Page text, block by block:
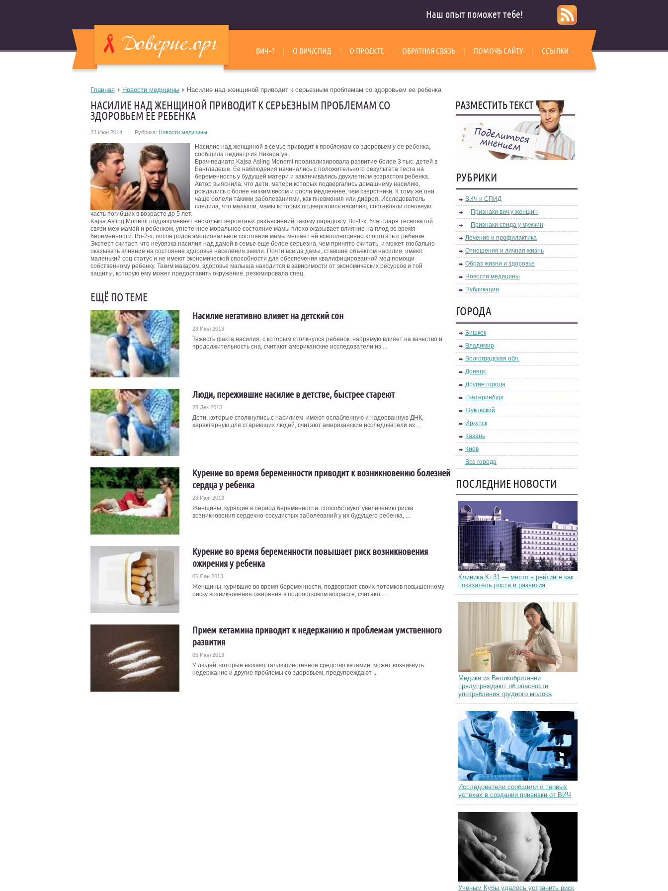
Наш опыт поможет тебе!
ВИЧ+? О ВИЧ/СПИД О ПРОЕКТЕ ОБРАТНАЯ СВЯЗЬ ПОМОЧЬ САЙТУ ССЫЛКИ
Главная Новости медицины Насилие над женщиной приводит к серьезным проблемам со здоровьем ее ребенка
НАСИЛИЕ НАД ЖЕНЩИНОЙ ПРИВОДИТ К СЕРЬЕЗНЫМ ПРОБЛЕМАМ СО
ЗДОРОВЬЕМ ЕЕ РЕБЕНКА
23 Июн 2014 Рубрика: Новости медицины
Насилие над женщиной в семье приводит к проблемам со здоровьем у ее ребенка,
сообщила педиатр из Никарагуа.
Врач-педиатр Kajsa Аsling Monemi проанализировала развитие более 3 тыс. детей в
Бангладеше. Ее наблюдения начинались с положительного результата теста на
беременность у будущей матери и заканчивались двухлетним возрастом ребенка.
Автор выяснила, что дети, матери которых подвергались домашнему насилию,
рождались с более низким весом и росли медленнее, чем сверстники. К тому же они
чаще болели такими заболеваниями, как пневмония или диарея. Исследователь
следила, что малыши, мамы которых подвергались насилию, составляли основную
часть погибших в возрасте до 5 лет.
Kajsa Аsling Monemi подразумевает несколько вероятных разъяснений такому парадоксу. Во-1-х, благодаря тесноватой
связи меж мамой и ребенком, угнетенное моральное состояние мамы плохо оказывает влияние на плод во время
беременности. Во-2-х, после родов эмоциональное состояние мамы мешает ей всеполноценно хлопотать о ребенке.
Эксперт считает, что неувязка насилия над дамой в семье еще более серьезна, чем принято считать, и может глобально
оказывать влияние на состояние здоровья населения земли. Почти всегда дамы, ставшие объектом насилия, имеют
маленький соц статус и не имеют экономической способности для обеспечения квалифицированной мед помощи
собственному ребенку. Таким макаром, здоровье малыша находится в зависимости от экономических ресурсов и той
защиты, которую ему может предоставить окружение, резюмировала спец.
ЕЩЁ ПО ТЕМЕ
Насилие негативно влияет на детский сон
23 Июл 2013
Тяжесть факта насилия, с которым столкнулся ребенок, напрямую влияет на качество и
продолжительность сна, считают американские исследователи из ...
Люди, пережившие насилие в детстве, быстрее стареют
28 Дек 2013
Дети, которые столкнулись с насилием, имеют ослабленную и надорванную ДНК,
характерную для стареющих людей, считают американские исследователи из ...
Курение во время беременности приводит к возникновению болезней
сердца у ребенка
26 Июн 2013
Женщины, курящие в период беременности, способствуют увеличению риска
возникновения сердечно-сосудистых заболеваний у их будущего ребенка, ...
Курение во время беременности повышает риск возникновения
ожирения у ребенка
05 Сен 2013
Женщины, курившие во время беременности, подвергают своих потомков повышенному
риску возникновения ожирения в подростковом возрасте, считают ...
Прием кетамина приводит к недержанию и проблемам умственного
развития
05 Июл 2013
У людей, которые нюхают галлюциногенное средство кетамин, может возникнуть
недержание и другие проблемы со здоровьем, предупреждают ...
РУБРИКИ
ВИЧ и СПИД
Признаки вич у женщин
Признаки спида у мужчин
Лечение и профилактика
Отношения и личная жизнь
Образ жизни и здоровье
Новости медицины
Публикации
ГОРОДА
Бишкек
Владимир
Волгоградская обл.
Донецк
Другие города
Екатеринбург
Жуковский
Иркутск
Казань
Киев
Все города
ПОСЛЕДНИЕ НОВОСТИ
Клиника К+31 — место в рейтинге как
показатель роста и развития
Медики из Великобритании
предупреждают об опасности
употребления грудного молока
Исследователи сообщили о первых
успехах в создании прививки от ВИЧ
Ученым Кубы удалось устранить риск